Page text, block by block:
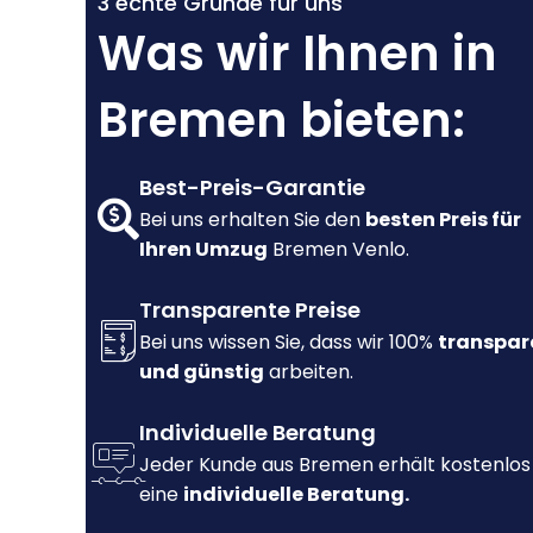
Was wir Ihnen in
Bremen bieten:
Best-Preis-Garantie
Bei uns erhalten Sie den besten Preis für
Ihren Umzug Bremen Venlo.
Transparente Preise
Bei uns wissen Sie, dass wir 100%
und günstig arbeiten.
Individuelle Beratung
Jeder Kunde aus Bremen erhält kostenlos
eine individuelle Beratung.